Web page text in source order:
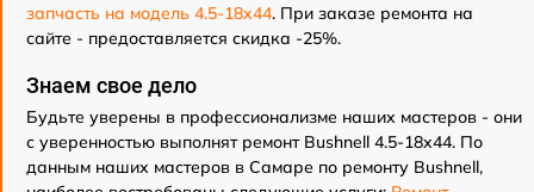
запчасть на модель 4.5-18x44. При заказе ремонта на
сайте - предоставляется скидка -25%.
Знаем свое дело
Будьте уверены в профессионализме наших мастеров - они
с уверенностью выполнят ремонт Bushnell 4.5-18x44. По
данным наших мастеров в Самаре по ремонту Bushnell,